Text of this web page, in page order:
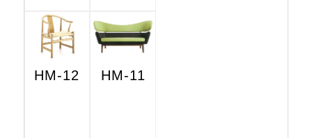
HM-12 HM-11